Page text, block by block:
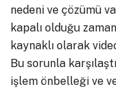
nedeni ve çözümü
kapalı olduğu
kaynaklı olarak
Bu sorunla
işlem önbelleği ve